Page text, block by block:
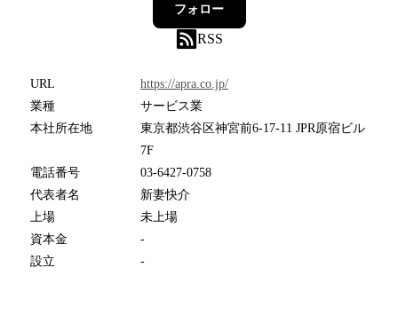
フォロー
RSS
URL
https://apra.co.jp/
業種
サービス業
本社所在地
東京都渋谷区神宮前6-17-11 JPR原宿ビル
7F
電話番号
03-6427-0758
代表者名
新妻快介
上場
未上場
資本金
-
設立
-